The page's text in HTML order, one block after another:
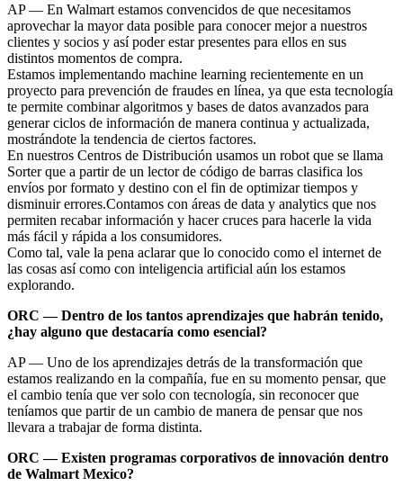
AP — En Walmart estamos convencidos de que necesitamos
aprovechar la mayor data posible para conocer mejor a nuestros
clientes y socios y así poder estar presentes para ellos en sus
distintos momentos de compra.
Estamos implementando machine learning recientemente en un
proyecto para prevención de fraudes en línea, ya que esta tecnología
te permite combinar algoritmos y bases de datos avanzados para
generar ciclos de información de manera continua y actualizada,
mostrándote la tendencia de ciertos factores.
En nuestros Centros de Distribución usamos un robot que se llama
Sorter que a partir de un lector de código de barras clasifica los
envíos por formato y destino con el fin de optimizar tiempos y
disminuir errores.Contamos con áreas de data y analytics que nos
permiten recabar información y hacer cruces para hacerle la vida
más fácil y rápida a los consumidores.
Como tal, vale la pena aclarar que lo conocido como el internet de
las cosas así como con inteligencia artificial aún los estamos
explorando.
ORC — Dentro de los tantos aprendizajes que habrán tenido,
¿hay alguno que destacaría como esencial?
AP — Uno de los aprendizajes detrás de la transformación que
estamos realizando en la compañía, fue en su momento pensar, que
el cambio tenía que ver solo con tecnología, sin reconocer que
teníamos que partir de un cambio de manera de pensar que nos
llevara a trabajar de forma distinta.
ORC — Existen programas corporativos de innovación dentro
de Walmart Mexico?